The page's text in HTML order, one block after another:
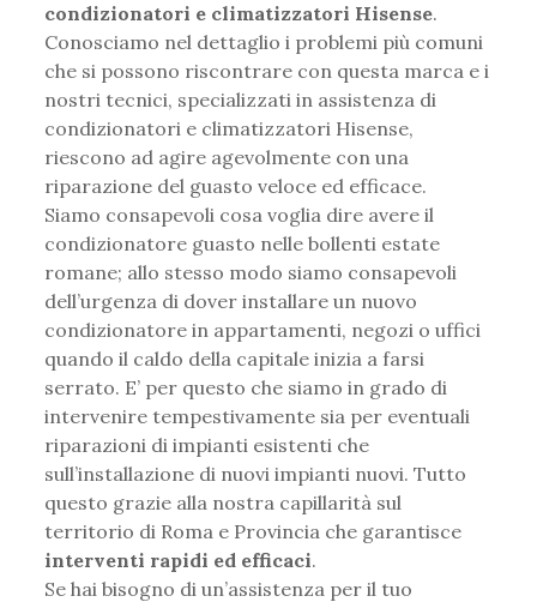
condizionatori e climatizzatori Hisense.
Conosciamo nel dettaglio i problemi più comuni
che si possono riscontrare con questa marca e i
nostri tecnici, specializzati in assistenza di
condizionatori e climatizzatori Hisense,
riescono ad agire agevolmente con una
riparazione del guasto veloce ed efficace.
Siamo consapevoli cosa voglia dire avere il
condizionatore guasto nelle bollenti estate
romane; allo stesso modo siamo consapevoli
dell’urgenza di dover installare un nuovo
condizionatore in appartamenti, negozi o uffici
quando il caldo della capitale inizia a farsi
serrato. E’ per questo che siamo in grado di
intervenire tempestivamente sia per eventuali
riparazioni di impianti esistenti che
sull’installazione di nuovi impianti nuovi. Tutto
questo grazie alla nostra capillarità sul
territorio di Roma e Provincia che garantisce
interventi rapidi ed efficaci.
Se hai bisogno di un’assistenza per il tuo